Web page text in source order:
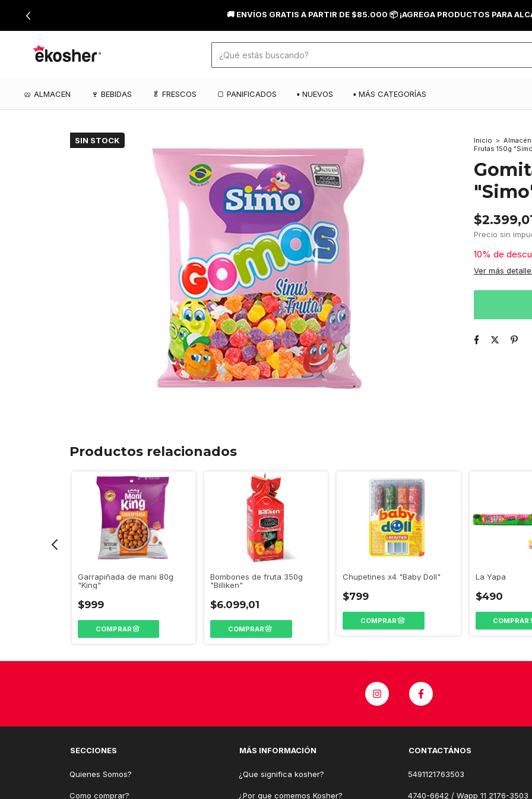
🚚 ENVÍOS GRATIS A PARTIR DE $85.000 📦 ¡AGREGA PRODUCTOS PARA
🥨 ALMACEN 🍷 BEBIDAS 🥬 FRESCOS 🍞 PANIFICADOS ▪️ NUEVOS ▪️ MÁS CATEGORÍAS
SIN STOCK Inicio > Almacén
Frutas 150g
Precio sin
10% de
Ver más
Productos relacionados
Garrapiñada de mani 80g
"King"
$999
Bombones de fruta 350g
"Billiken"
$6.099,01
Chupetines x4 "Baby Doll"
$799
La Yapa
$490
SECCIONES
Quienes Somos?
Como comprar?
MÁS INFORMACIÓN
¿Que significa kosher?
¿Por que comemos Kosher?
CONTACTÁNOS
5491121763503
4740-6642 / Wapp 11 2176-3503